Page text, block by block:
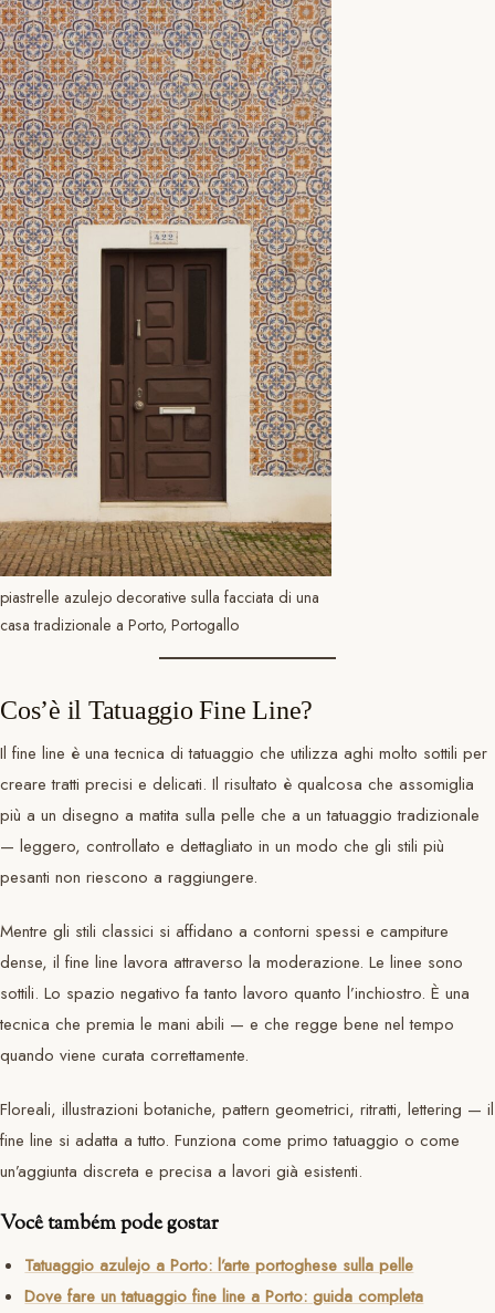
piastrelle azulejo decorative sulla facciata di una
casa tradizionale a Porto, Portogallo
Cos’è il Tatuaggio Fine Line?
Il fine line è una tecnica di tatuaggio che utilizza aghi molto sottili per
creare tratti precisi e delicati. Il risultato è qualcosa che assomiglia
più a un disegno a matita sulla pelle che a un tatuaggio tradizionale
— leggero, controllato e dettagliato in un modo che gli stili più
pesanti non riescono a raggiungere.
Mentre gli stili classici si affidano a contorni spessi e campiture
dense, il fine line lavora attraverso la moderazione. Le linee sono
sottili. Lo spazio negativo fa tanto lavoro quanto l’inchiostro. È una
tecnica che premia le mani abili — e che regge bene nel tempo
quando viene curata correttamente.
Floreali, illustrazioni botaniche, pattern geometrici, ritratti, lettering — il
fine line si adatta a tutto. Funziona come primo tatuaggio o come
un’aggiunta discreta e precisa a lavori già esistenti.
Você também pode gostar
Tatuaggio azulejo a Porto: l’arte portoghese sulla pelle
Dove fare un tatuaggio fine line a Porto: guida completa